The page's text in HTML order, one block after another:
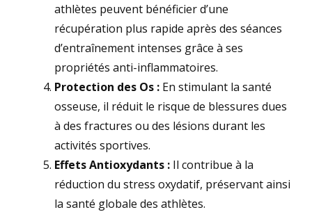
athlètes peuvent bénéficier d’une
récupération plus rapide après des séances
d’entraînement intenses grâce à ses
propriétés anti-inflammatoires.
Protection des Os : En stimulant la santé
osseuse, il réduit le risque de blessures dues
à des fractures ou des lésions durant les
activités sportives.
Effets Antioxydants : Il contribue à la
réduction du stress oxydatif, préservant ainsi
la santé globale des athlètes.